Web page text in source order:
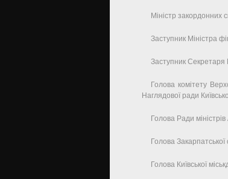
Міністр закордонних
Заступник Міністра
Заступник Секретаря
Голова комітету
Наглядової ради
Голова Ради
Голова Закарпатської
Голова Київської